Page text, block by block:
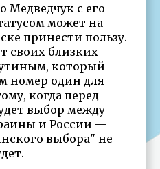
Медведчук с его
может на
принести пользу.
своих близких
который
номер один для
когда перед
выбор между
и России —
выбора" не